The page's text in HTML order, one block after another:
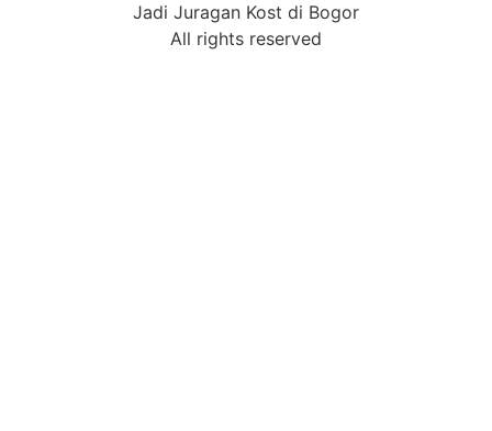
Jadi Juragan Kost di Bogor
All rights reserved